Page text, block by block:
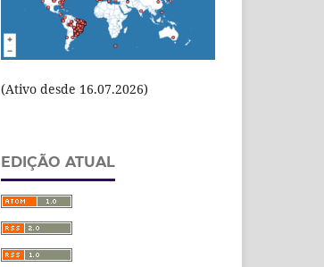
(Ativo desde 16.07.2026)
EDIÇÃO ATUAL